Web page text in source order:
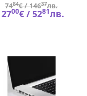
7484€ /14637лв.
2700€ / 5281лв.